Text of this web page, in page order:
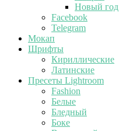
Новый год
Facebook
Telegram
Мокап
Шрифты
Кириллические
Латинские
Пресеты Lightroom
Fashion
Белые
Бледный
Боке